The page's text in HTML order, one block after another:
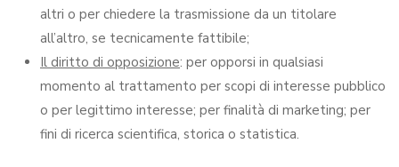
altri o per chiedere la trasmissione da un titolare
all’altro, se tecnicamente fattibile;
Il diritto di opposizione: per opporsi in qualsiasi
momento al trattamento per scopi di interesse pubblico
o per legittimo interesse; per finalità di marketing; per
fini di ricerca scientifica, storica o statistica.